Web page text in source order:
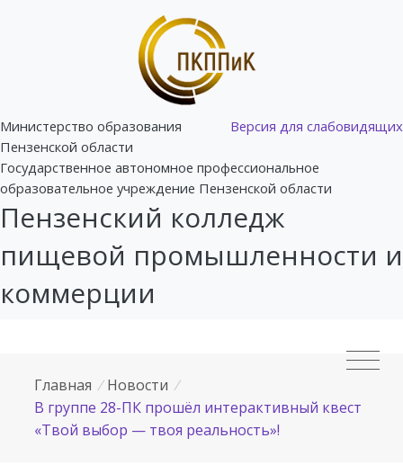
Версия для слабовидящих
Министерство образования
Пензенской области
Государственное автономное профессиональное
образовательное учреждение Пензенской области
Пензенский колледж
пищевой промышленности и
коммерции
Главная / Новости /
В группе 28-ПК прошёл интерактивный квест
«Твой выбор — твоя реальность»!